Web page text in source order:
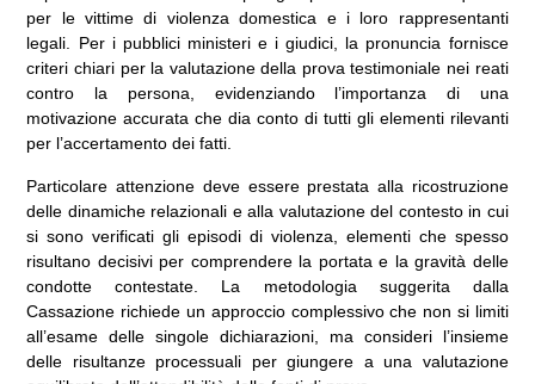
per le vittime di violenza domestica e i loro rappresentanti
legali. Per i pubblici ministeri e i giudici, la pronuncia fornisce
criteri chiari per la valutazione della prova testimoniale nei reati
contro la persona, evidenziando l’importanza di una
motivazione accurata che dia conto di tutti gli elementi rilevanti
per l’accertamento dei fatti.
Particolare attenzione deve essere prestata alla ricostruzione
delle dinamiche relazionali e alla valutazione del contesto in cui
si sono verificati gli episodi di violenza, elementi che spesso
risultano decisivi per comprendere la portata e la gravità delle
condotte contestate. La metodologia suggerita dalla
Cassazione richiede un approccio complessivo che non si limiti
all’esame delle singole dichiarazioni, ma consideri l’insieme
delle risultanze processuali per giungere a una valutazione